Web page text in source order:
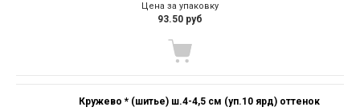
Цена за упаковку
93.50 руб
Кружево * (шитье) ш.4-4,5 см (уп.10 ярд) оттенок